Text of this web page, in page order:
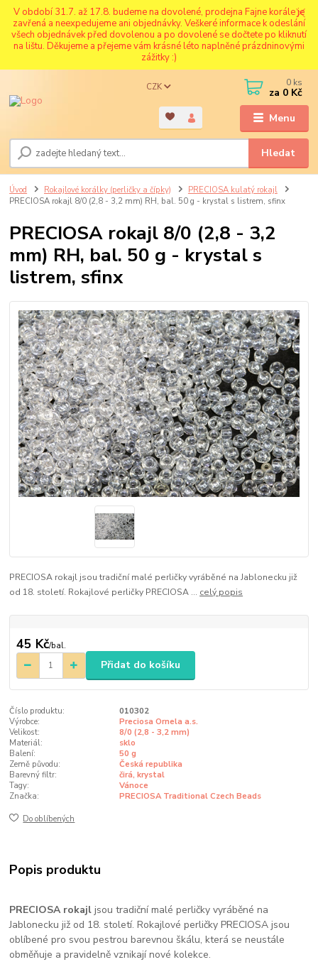
V období 31.7. až 17.8. budeme na dovolené, prodejna Fajne korále je
zavřená a neexpedujeme ani objednávky. Veškeré informace k odeslání
všech objednávek před dovolenou a po dovolené se dočtete po kliknutí
na lištu. Děkujeme a přejeme vám krásné léto naplněné prázdninovými
zážitky :)
Menu
CZK
Hledat
0 ks
za 0 Kč
Úvod Rokajlové korálky (perličky a čípky)
PRECIOSA kulatý rokajl
PRECIOSA rokajl 8/0 (2,8 - 3,2 mm) RH, bal. 50 g - krystal s listrem, sfinx
PRECIOSA rokajl 8/0 (2,8 - 3,2
mm) RH, bal. 50 g - krystal s
listrem, sfinx
PRECIOSA rokajl jsou tradiční malé perličky vyráběné na Jablonecku již
od 18. století. Rokajlové perličky PRECIOSA ... celý popis
45 Kč/bal.
Přidat do košíku
Číslo produktu:
010302
Výrobce:
Preciosa Ornela a.s.
Velikost:
8/0 (2,8 - 3,2 mm)
Materiál:
sklo
Balení:
50 g
Země původu:
Česká republika
Barevný filtr:
čirá, krystal
Tagy:
Vánoce
Značka:
PRECIOSA Traditional Czech Beads
Do oblíbených
Popis produktu
PRECIOSA rokajl jsou tradiční malé perličky vyráběné na
Jablonecku již od 18. století. Rokajlové perličky PRECIOSA jsou
oblíbené pro svou pestrou barevnou škálu, která se neustále
obměňuje a pravidelně vznikají nové kolekce.